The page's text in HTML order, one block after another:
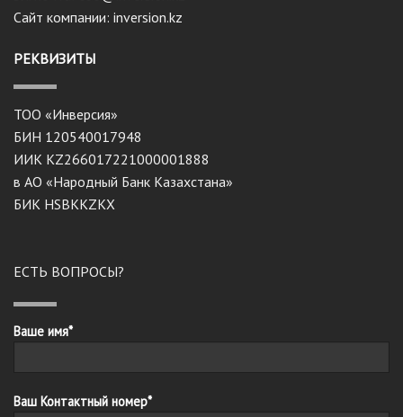
Сайт компании: inversion.kz
РЕКВИЗИТЫ
ТОО «Инверсия»
БИН 120540017948
ИИК KZ266017221000001888
в АО «Народный Банк Казахстана»
БИК HSBKKZKX
ЕСТЬ ВОПРОСЫ?
Ваше имя*
Ваш Контактный номер*